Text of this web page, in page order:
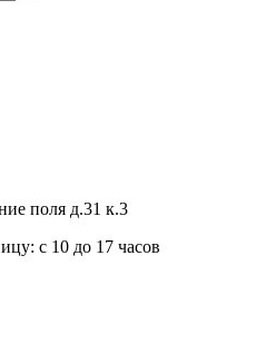
поля д.31 к.3
с 10 до 17 часов